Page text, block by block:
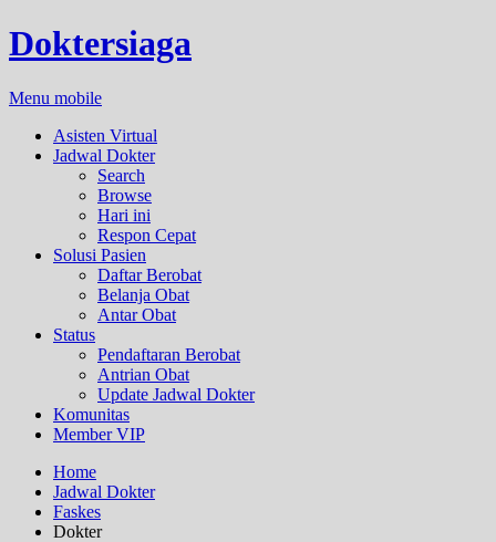
Doktersiaga
Menu mobile
Asisten Virtual
Jadwal Dokter
Search
Browse
Hari ini
Respon Cepat
Solusi Pasien
Daftar Berobat
Belanja Obat
Antar Obat
Status
Pendaftaran Berobat
Antrian Obat
Update Jadwal Dokter
Komunitas
Member VIP
Home
Jadwal Dokter
Faskes
Dokter